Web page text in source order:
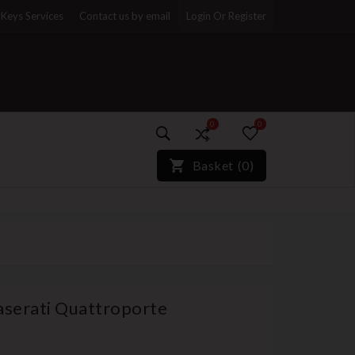
Services Contact us by email Login Or Register
0
)*}
0
Basket (0)
Quattroporte